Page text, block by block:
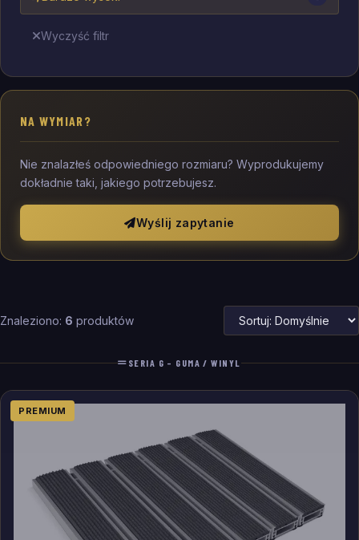
Wyczyść filtr
NA WYMIAR?
Nie znalazłeś odpowiedniego rozmiaru? Wyprodukujemy
dokładnie taki, jakiego potrzebujesz.
Wyślij zapytanie
Znaleziono: 6 produktów
SERIA G – GUMA / WINYL
PREMIUM